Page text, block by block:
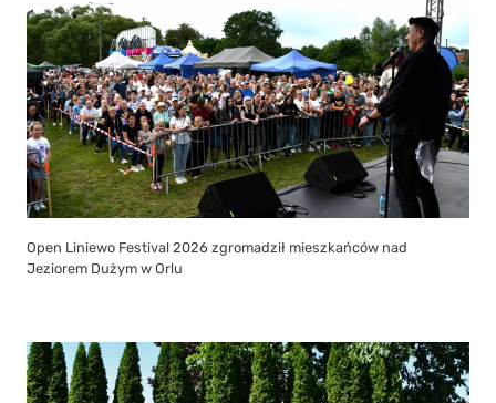
Open Liniewo Festival 2026 zgromadził mieszkańców nad
Jeziorem Dużym w Orlu